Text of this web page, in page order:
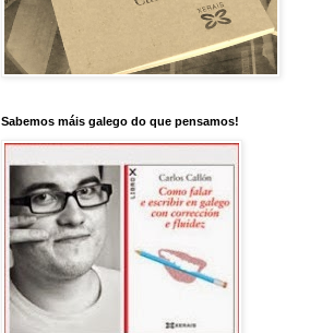
Sabemos máis galego do que pensamos!